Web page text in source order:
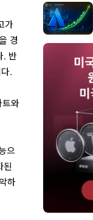
가
경
. 반
.
트와
으
된
하